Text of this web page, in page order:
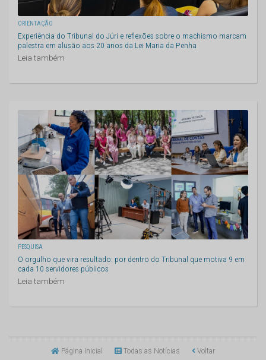
ORIENTAÇÃO
Experiência do Tribunal do Júri e reflexões sobre o machismo marcam
palestra em alusão aos 20 anos da Lei Maria da Penha
Leia também
PESQUISA
O orgulho que vira resultado: por dentro do Tribunal que motiva 9 em
cada 10 servidores públicos
Leia também
Página Inicial Todas as Notícias
Voltar